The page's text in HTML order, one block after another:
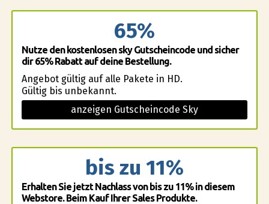
65%
Nutze den kostenlosen sky Gutscheincode und sicher
dir 65% Rabatt auf deine Bestellung.
Angebot gültig auf alle Pakete in HD.
Gültig bis unbekannt.
anzeigen Gutscheincode Sky
bis zu 11%
Erhalten Sie jetzt Nachlass von bis zu 11% in diesem
Webstore. Beim Kauf Ihrer Sales Produkte.